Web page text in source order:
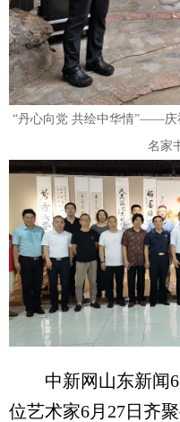
“丹心向党 共绘中华情”——庆
名家
中新网山东新闻6
位艺术家6月27日齐